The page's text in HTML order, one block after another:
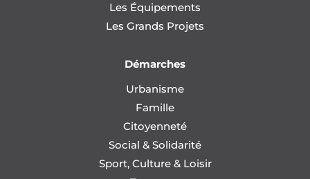
Les Équipements
Les Grands Projets
Démarches
Urbanisme
Famille
Citoyenneté
Social & Solidarité
Sport, Culture & Loisir